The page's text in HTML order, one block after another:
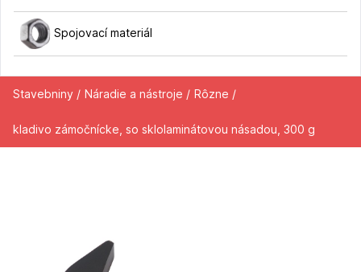
Spojovací materiál
Stavebniny / Náradie a nástroje / Rôzne /
kladivo zámočnícke, so sklolaminátovou násadou, 300 g